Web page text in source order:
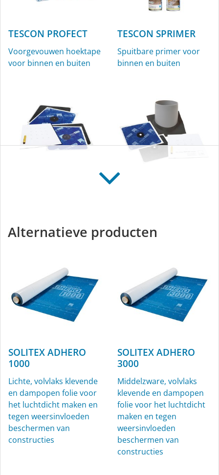
TESCON PROFECT
Voorgevouwen hoektape
voor binnen en buiten
TESCON SPRIMER
Spuitbare primer voor
binnen en buiten
buiten
Alternatieve producten
SOLITEX ADHERO
1000
Lichte, volvlaks klevende
en dampopen folie voor
het luchtdicht maken en
tegen weersinvloeden
beschermen van
constructies
SOLITEX ADHERO
3000
Middelzware, volvlaks
klevende en dampopen
folie voor het luchtdicht
maken en tegen
weersinvloeden
beschermen van
constructies